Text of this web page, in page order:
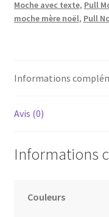
Moche avec texte, Pull
moche mère noël, Pull
Informations
Avis (0)
Informations
Couleurs